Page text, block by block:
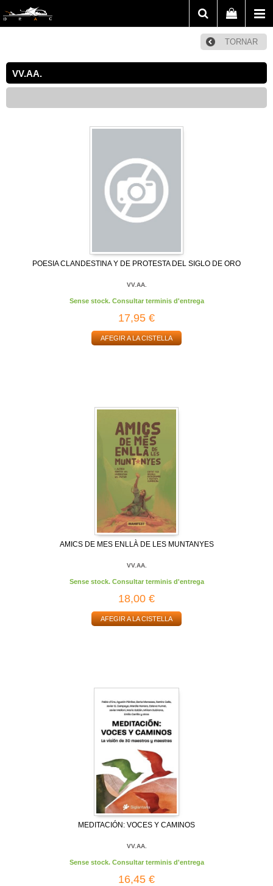
TORNAR
VV.AA.
POESIA CLANDESTINA Y DE PROTESTA DEL SIGLO DE ORO
VV.AA.
Sense stock. Consultar terminis d'entrega
17,95 €
AFEGIR A LA CISTELLA
AMICS DE MES ENLLÀ DE LES MUNTANYES
VV.AA.
Sense stock. Consultar terminis d'entrega
18,00 €
AFEGIR A LA CISTELLA
MEDITACIÓN: VOCES Y CAMINOS
VV.AA.
Sense stock. Consultar terminis d'entrega
16,45 €